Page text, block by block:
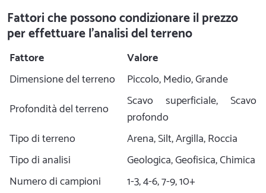
Fattori che possono condizionare il prezzo
per effettuare l'analisi del terreno
Fattore
Valore
Dimensione del terreno
Piccolo, Medio, Grande
Profondità del terreno
Scavo superficiale, Scavo
profondo
Tipo di terreno
Arena, Silt, Argilla, Roccia
Tipo di analisi
Geologica, Geofisica, Chimica
Numero di campioni
1-3, 4-6, 7-9, 10+